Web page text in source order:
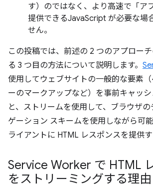
す）のではなく、より高速で「ア
提供できるJavaScript が必要な場
せん。
この投稿では、前述の 2 つのアプロー
る 3 つ目の方法について説明します。
使用してウェブサイトの一般的な要素
ーのマークアップなど）を事前キャッ
と、ストリームを使用して、ブラウザ
ゲーション スキームを使用しながら可
ライアントに HTML レスポンスを提供す
Service Worker で HTML
をストリーミングする理由